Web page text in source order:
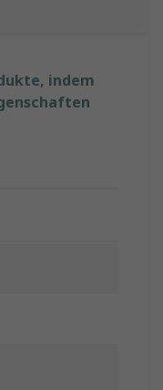
indem